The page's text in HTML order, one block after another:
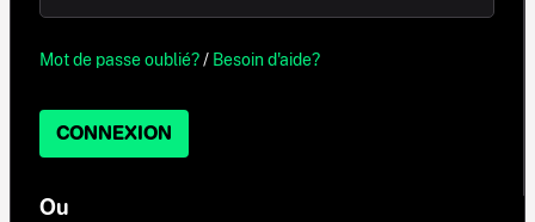
Mot de passe oublié?/ Besoin d'aide?
CONNEXION
Ou